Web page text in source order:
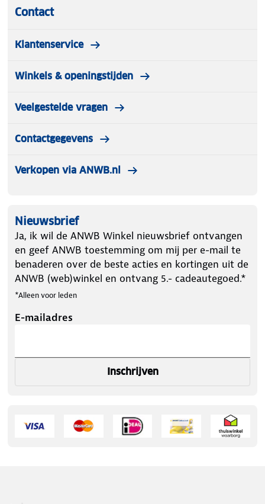
Contact
Klantenservice
Winkels & openingstijden
Veelgestelde vragen
Contactgegevens
Verkopen via ANWB.nl
Nieuwsbrief
Ja, ik wil de ANWB Winkel nieuwsbrief ontvangen
en geef ANWB toestemming om mij per e-mail te
benaderen over de beste acties en kortingen uit de
ANWB (web)winkel en ontvang 5.- cadeautegoed.*
*Alleen voor leden
E-mailadres
Inschrijven